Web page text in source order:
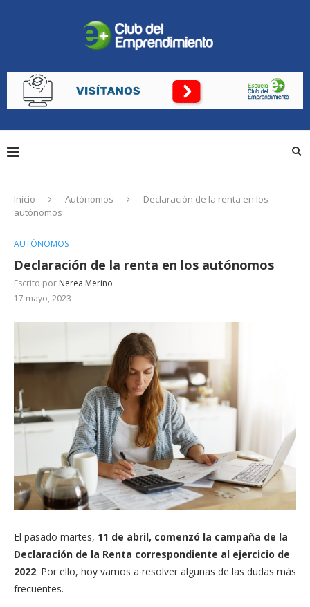
Inicio Autónomos
Declaración de la renta en los
autónomos
AUTÓNOMOS
Declaración de la renta en los autónomos
Escrito por Nerea Merino
17 mayo, 2023
El pasado martes, 11 de abril, comenzó la campaña de la
Declaración de la Renta correspondiente al ejercicio de
2022. Por ello, hoy vamos a resolver algunas de las dudas más
frecuentes.